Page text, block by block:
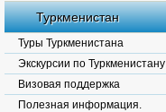
Туркменистан
Туры Туркменистана
Экскурсии по Туркменистану
Визовая поддержка
Полезная информация.